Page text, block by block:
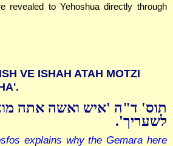
revealed to Yehoshua directly through
VE ISHAH ATAH MOTZI
תוס' ד"ה 'איש ואשה אתה
לשעריך'.
explains why the Gemara here